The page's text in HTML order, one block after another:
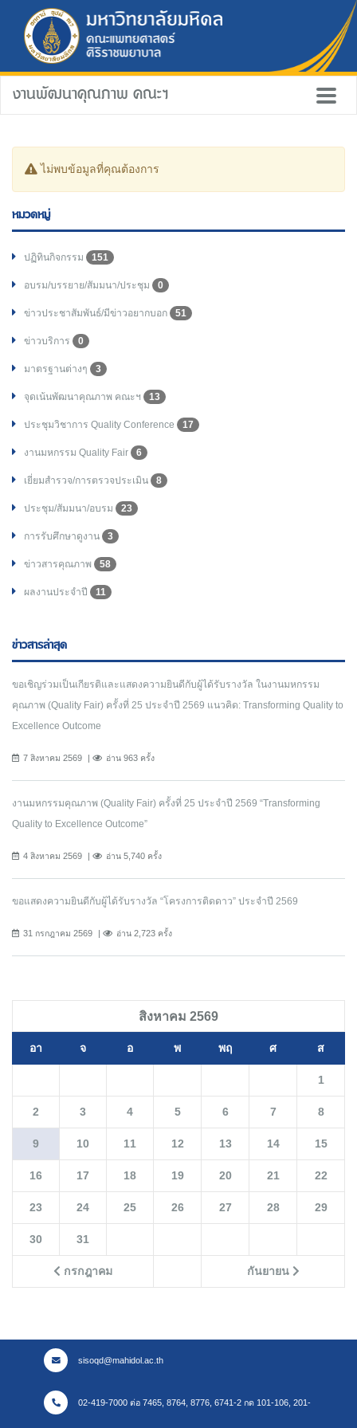
งานพัฒนาคุณภาพ คณะฯ
ไม่พบข้อมูลที่คุณต้องการ
หมวดหมู่
ปฏิทินกิจกรรม 151
อบรม/บรรยาย/สัมมนา/ประชุม 0
ข่าวประชาสัมพันธ์/มีข่าวอยากบอก 51
ข่าวบริการ 0
มาตรฐานต่างๆ 3
จุดเน้นพัฒนาคุณภาพ คณะฯ 13
ประชุมวิชาการ Quality Conference 17
งานมหกรรม Quality Fair 6
เยี่ยมสำรวจ/การตรวจประเมิน 8
ประชุม/สัมมนา/อบรม 23
การรับศึกษาดูงาน 3
ข่าวสารคุณภาพ 58
ผลงานประจำปี 11
ข่าวสารล่าสุด
ขอเชิญร่วมเป็นเกียรติและแสดงความยินดีกับผู้ได้รับรางวัล ในงานมหกรรม
คุณภาพ (Quality Fair) ครั้งที่ 25 ประจำปี 2569 แนวคิด: Transforming Quality to
Excellence Outcome
7 สิงหาคม 2569 อ่าน 963 ครั้ง
งานมหกรรมคุณภาพ (Quality Fair) ครั้งที่ 25 ประจำปี 2569 “Transforming
Quality to Excellence Outcome”
4 สิงหาคม 2569 อ่าน 5,740 ครั้ง
ขอแสดงความยินดีกับผู้ได้รับรางวัล “โครงการติดดาว” ประจำปี 2569
31 กรกฎาคม 2569 อ่าน 2,723 ครั้ง
สิงหาคม 2569
อา จ อ พ พฤ ศ ส
กรกฎาคม กันยายน
1
2 3 4 5 6 7 8
9 10 11 12 13 14 15
16 17 18 19 20 21 22
23 24 25 26 27 28 29
30 31
sisoqd@mahidol.ac.th
02-419-7000 ต่อ 7465, 8764, 8776, 6741-2 กด 101-106, 201-